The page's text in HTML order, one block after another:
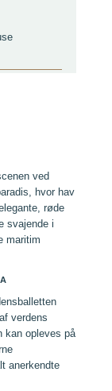
ved
hvor hav
røde
svajende i
maritim
verdens
kan opleves på
anerkendte